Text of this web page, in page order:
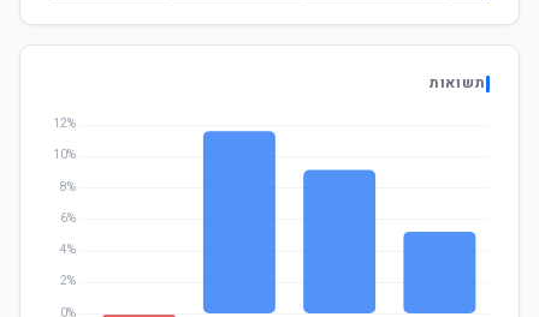
תשואות